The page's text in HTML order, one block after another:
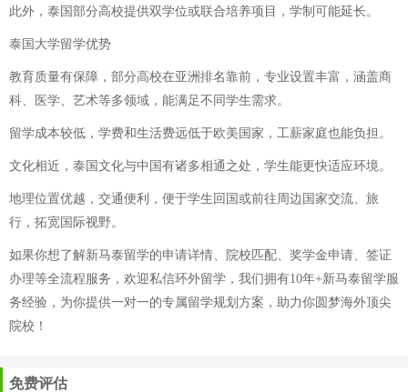
此外，泰国部分高校提供双学位或联合培养项目，学制可能延长。
泰国大学留学优势
教育质量有保障，部分高校在亚洲排名靠前，专业设置丰富，涵盖商
科、医学、艺术等多领域，能满足不同学生需求。
留学成本较低，学费和生活费远低于欧美国家，工薪家庭也能负担。
文化相近，泰国文化与中国有诸多相通之处，学生能更快适应环境。
地理位置优越，交通便利，便于学生回国或前往周边国家交流、旅
行，拓宽国际视野。
如果你想了解新马泰留学的申请详情、院校匹配、奖学金申请、签证
办理等全流程服务，欢迎私信环外留学，我们拥有10年+新马泰留学服
务经验，为你提供一对一的专属留学规划方案，助力你圆梦海外顶尖
院校！
免费评估